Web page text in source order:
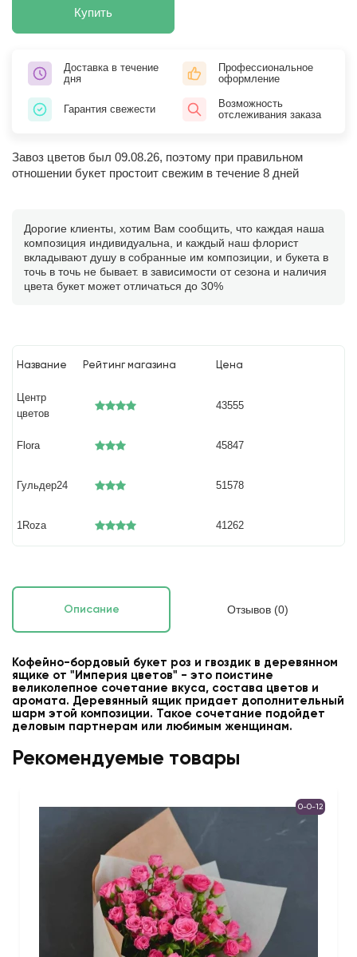
Купить
Доставка в течение
дня
Профессиональное
оформление
Гарантия свежести
Возможность
отслеживания заказа
Завоз цветов был 09.08.26, поэтому при правильном
отношении букет простоит свежим в течение 8 дней
Дорогие клиенты, хотим Вам сообщить, что каждая наша
композиция индивидуальна, и каждый наш флорист
вкладывают душу в собранные им композиции, и букета в
точь в точь не бывает. в зависимости от сезона и наличия
цвета букет может отличаться до 30%
Название Рейтинг магазина Цена
Центр
цветов
43555
Flora 45847
Гульдер24 51578
1Roza 41262
Описание Отзывов (0)
Кофейно-бордовый букет роз и гвоздик в деревянном
ящике от "Империя цветов" - это поистине
великолепное сочетание вкуса, состава цветов и
аромата. Деревянный ящик придает дополнительный
шарм этой композиции. Такое сочетание подойдет
деловым партнерам или любимым женщинам.
Рекомендуемые товары
0-0-12